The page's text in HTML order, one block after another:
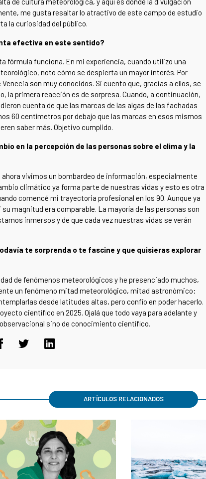
me gusta resaltar lo atractivo de este campo de estudio
la curiosidad del público.
efectiva en este sentido?
fórmula funciona. En mi experiencia, cuando utilizo una
noto cómo se despierta un mayor interés. Por
son muy conocidos. Si cuento que, gracias a ellos, se
la primera reacción es de sorpresa. Cuando, a continuación,
cuenta de que las marcas de las algas de las fachadas
60 centímetros por debajo que las marcas en esos mismos
saber más. Objetivo cumplido.
en la percepción de las personas sobre el clima y la
vivimos un bombardeo de información, especialmente
climático ya forma parte de nuestras vidas y esto es otra
comencé mi trayectoria profesional en los 90. Aunque ya
magnitud era comparable. La mayoría de las personas son
inmersos y de que cada vez nuestras vidas se verán
te sorprenda o te fascine y que quisieras explorar
de fenómenos meteorológicos y he presenciado muchos,
un fenómeno mitad meteorológico, mitad astronómico:
desde latitudes altas, pero confío en poder hacerlo.
científico en 2025. Ojalá que todo vaya para adelante y
sino de conocimiento científico.
ARTÍCULOS RELACIONADOS